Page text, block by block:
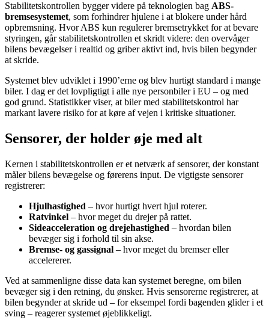
Stabilitetskontrollen bygger videre på teknologien bag ABS-
bremsesystemet, som forhindrer hjulene i at blokere under hård
opbremsning. Hvor ABS kun regulerer bremsetrykket for at bevare
styringen, går stabilitetskontrollen et skridt videre: den overvåger
bilens bevægelser i realtid og griber aktivt ind, hvis bilen begynder
at skride.
Systemet blev udviklet i 1990’erne og blev hurtigt standard i mange
biler. I dag er det lovpligtigt i alle nye personbiler i EU – og med
god grund. Statistikker viser, at biler med stabilitetskontrol har
markant lavere risiko for at køre af vejen i kritiske situationer.
Sensorer, der holder øje med alt
Kernen i stabilitetskontrollen er et netværk af sensorer, der konstant
måler bilens bevægelse og førerens input. De vigtigste sensorer
registrerer:
Hjulhastighed – hvor hurtigt hvert hjul roterer.
Ratvinkel – hvor meget du drejer på rattet.
Sideacceleration og drejehastighed – hvordan bilen
bevæger sig i forhold til sin akse.
Bremse- og gassignal – hvor meget du bremser eller
accelererer.
Ved at sammenligne disse data kan systemet beregne, om bilen
bevæger sig i den retning, du ønsker. Hvis sensorerne registrerer, at
bilen begynder at skride ud – for eksempel fordi bagenden glider i et
sving – reagerer systemet øjeblikkeligt.